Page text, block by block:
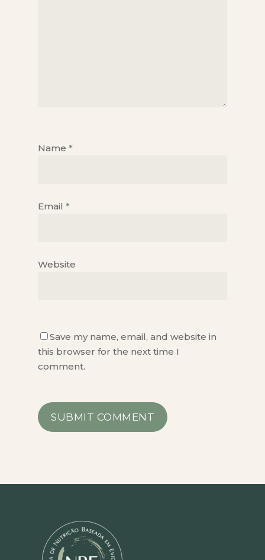
Name *
Email *
Website
Save my name, email, and website in
this browser for the next time I
comment.